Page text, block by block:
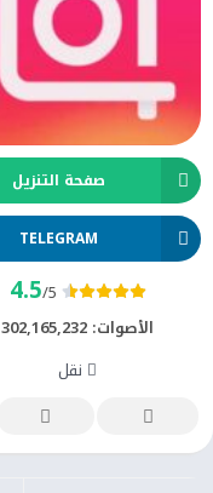
صفحة التنزيل
TELEGRAM
4.5/5
الأصوات: 302,165,232
نقل